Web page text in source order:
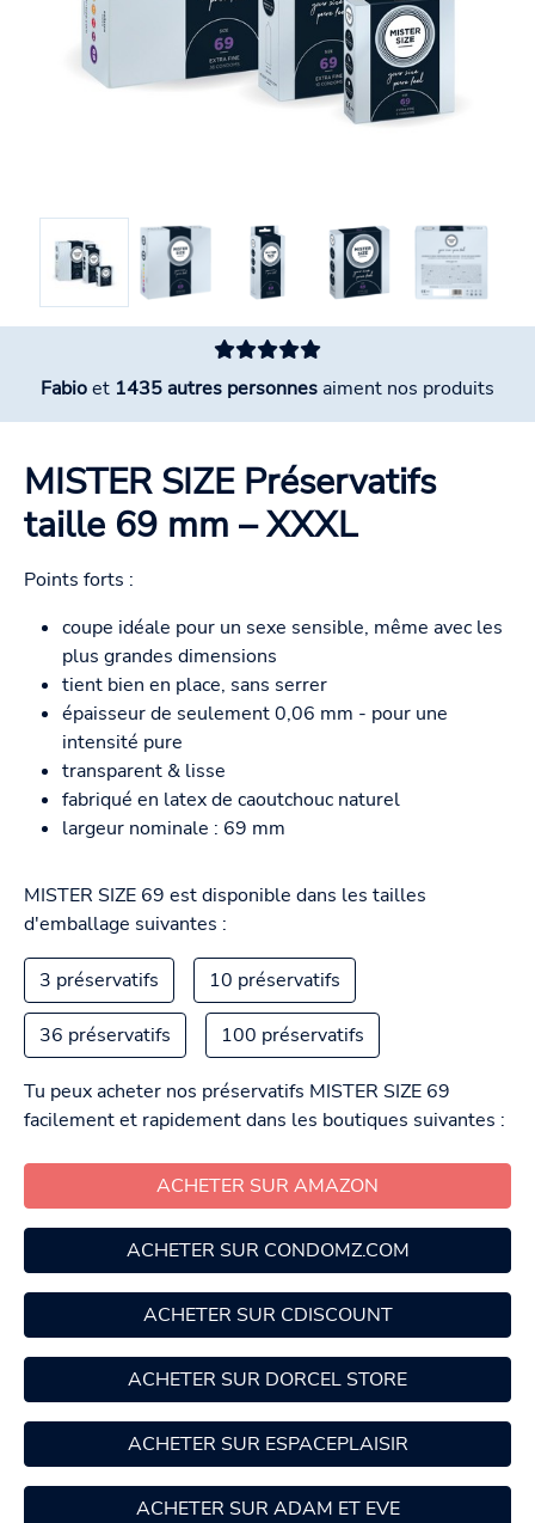
Fabioet 1435 autres personnesaiment nos produits
MISTER SIZE Préservatifs
taille 69 mm – XXXL
Points forts :
coupe idéale pour un sexe sensible, même avec les
plus grandes dimensions
tient bien en place, sans serrer
épaisseur de seulement 0,06 mm - pour une
intensité pure
transparent & lisse
fabriqué en latex de caoutchouc naturel
largeur nominale : 69 mm
MISTER SIZE 69 est disponible dans les tailles
d'emballage suivantes :
3 préservatifs 10 préservatifs
36 préservatifs 100 préservatifs
Tu peux acheter nos préservatifs MISTER SIZE 69
facilement et rapidement dans les boutiques suivantes :
ACHETER SUR AMAZON
ACHETER SUR CONDOMZ.COM
ACHETER SUR CDISCOUNT
ACHETER SUR DORCEL STORE
ACHETER SUR ESPACEPLAISIR
ACHETER SUR ADAM ET EVE